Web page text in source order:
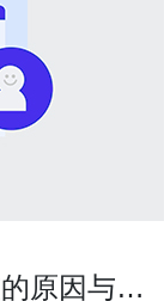
原因与玩